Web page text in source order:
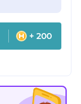
+ 200